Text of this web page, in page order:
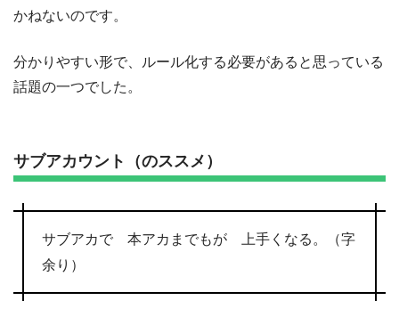
かねないのです。
分かりやすい形で、ルール化する必要があると思っている
話題の一つでした。
サブアカウント（のススメ）
サブアカで 本アカまでもが 上手くなる。（字
余り）